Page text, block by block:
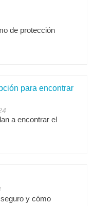
de protección
para encontrar
a encontrar el
y cómo